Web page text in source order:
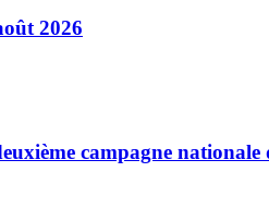
2026
campagne nationale